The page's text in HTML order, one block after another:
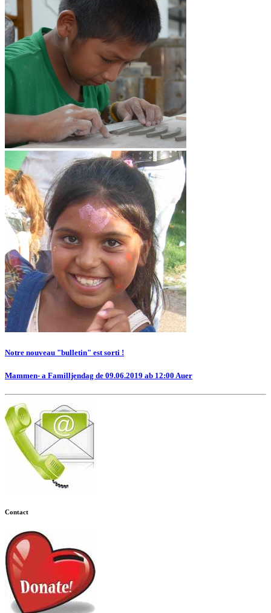
Notre nouveau "bulletin" est sorti !
Mammen- a Familljendag de 09.06.2019 ab 12:00 Auer
Contact